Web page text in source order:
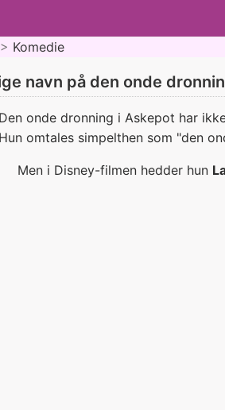
Komedie
navn på den onde
Den onde dronning i Askepot har
Hun omtales simpelthen som "den
Men i Disney-filmen hedder hun